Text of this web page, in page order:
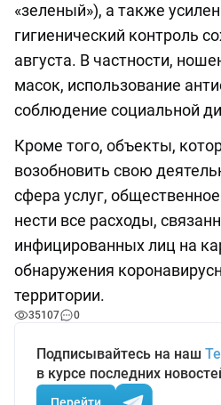
«зеленый»), а также
гигиенический контроль
августа. В частности,
масок, использование
соблюдение социальной
Кроме того, объекты,
возобновить свою
сфера услуг,
нести все расходы,
инфицированных лиц на
обнаружения
территории.
35107 0
Подписывайтесь на наш
в курсе последних
Перейти